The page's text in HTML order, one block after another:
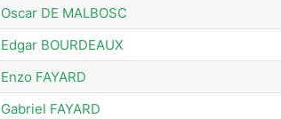
Oscar DE MALBOSC
Edgar BOURDEAUX
Enzo FAYARD
Gabriel FAYARD